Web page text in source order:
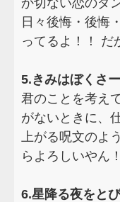
日々後悔・後悔
ってるよ！！ だ
5.きみはぼくさー
君のことを考え
がないときに、
上がる呪文のよ
らよろしいやん
6.星降る夜をと